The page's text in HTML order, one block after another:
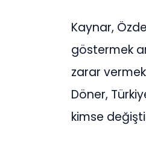
Kaynar,
göstermek
zarar
Döner,
kimse